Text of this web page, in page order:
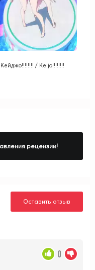
Кейджо!!!!!!!! / Keijo!!!!!!!!
рецензии!
Оставить отзыв
0